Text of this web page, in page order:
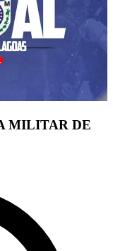
MILITAR DE